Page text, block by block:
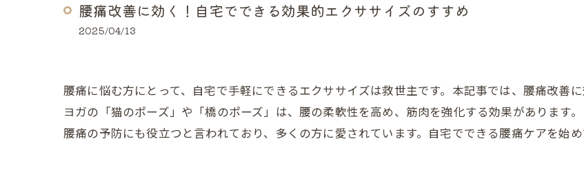
腰痛改善に効く！自宅でできる効果的エクササイズのすすめ
2025/04/13
腰痛に悩む方にとって、自宅で手軽にできるエクササイズは救世主です。本記事では、腰痛改善
ヨガの「猫のポーズ」や「橋のポーズ」は、腰の柔軟性を高め、筋肉を強化する効果があります
腰痛の予防にも役立つと言われており、多くの方に愛されています。自宅でできる腰痛ケアを始